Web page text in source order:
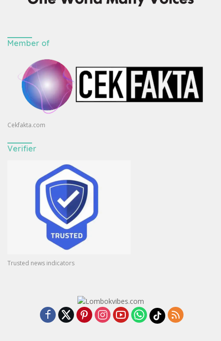
Member of
Cekfakta.com
Verifier
Trusted news indicators